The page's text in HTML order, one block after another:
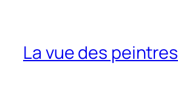
La vue des peintres